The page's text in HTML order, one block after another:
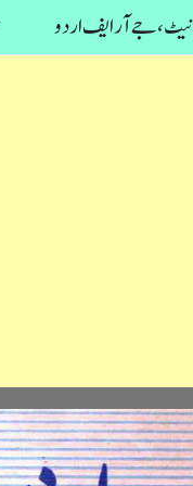
نیٹ، جے آر ایف اردو